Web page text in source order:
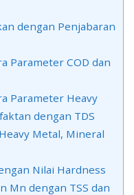
dengan Penjabaran
Parameter COD dan
Parameter Heavy
dengan TDS
Metal, Mineral
Nilai Hardness
Mn dengan TSS dan